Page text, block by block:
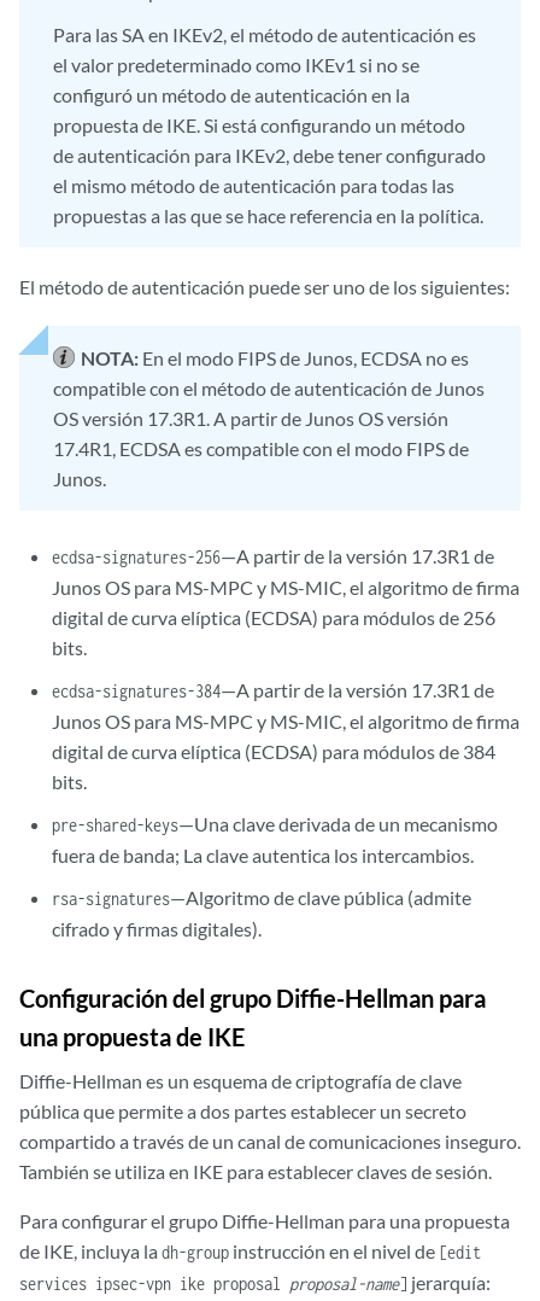
Para las SA en IKEv2, el método de autenticación es
el valor predeterminado como IKEv1 si no se
configuró un método de autenticación en la
propuesta de IKE. Si está configurando un método
de autenticación para IKEv2, debe tener configurado
el mismo método de autenticación para todas las
propuestas a las que se hace referencia en la política.
El método de autenticación puede ser uno de los siguientes:
NOTA: En el modo FIPS de Junos, ECDSA no es
compatible con el método de autenticación de Junos
OS versión 17.3R1. A partir de Junos OS versión
17.4R1, ECDSA es compatible con el modo FIPS de
Junos.
ecdsa-signatures-256—A partir de la versión 17.3R1 de
Junos OS para MS-MPC y MS-MIC, el algoritmo de firma
digital de curva elíptica (ECDSA) para módulos de 256
bits.
ecdsa-signatures-384—A partir de la versión 17.3R1 de
Junos OS para MS-MPC y MS-MIC, el algoritmo de firma
digital de curva elíptica (ECDSA) para módulos de 384
bits.
pre-shared-keys—Una clave derivada de un mecanismo
fuera de banda; La clave autentica los intercambios.
rsa-signatures—Algoritmo de clave pública (admite
cifrado y firmas digitales).
Configuración del grupo Diffie-Hellman para
una propuesta de IKE
Diffie-Hellman es un esquema de criptografía de clave
pública que permite a dos partes establecer un secreto
compartido a través de un canal de comunicaciones inseguro.
También se utiliza en IKE para establecer claves de sesión.
Para configurar el grupo Diffie-Hellman para una propuesta
de IKE, incluya la dh-group instrucción en el nivel de [edit
services ipsec-vpn ike proposal proposal-name] jerarquía: